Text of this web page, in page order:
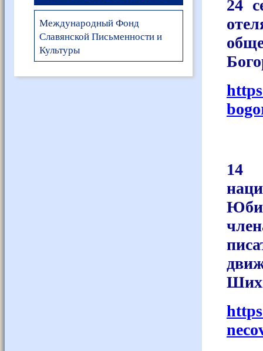
Международный Фонд
Славянской Письменности и
Культуры
24
14